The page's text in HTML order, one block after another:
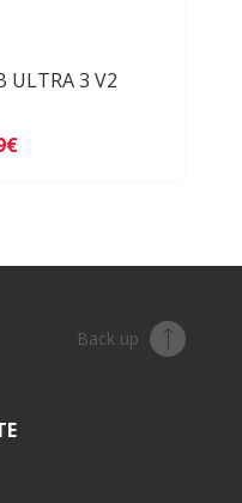
ULTRA 3 V2
Back up